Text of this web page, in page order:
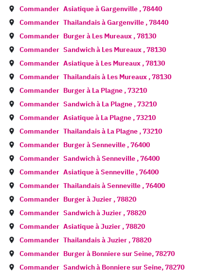
Commander Asiatique àGargenville ,78440
Commander Thailandais àGargenville ,78440
Commander Burger à Les Mureaux ,78130
Commander Sandwich à Les Mureaux ,78130
Commander Asiatique à Les Mureaux ,78130
Commander Thailandais à Les Mureaux ,78130
Commander Burger à La Plagne ,73210
Commander Sandwich à La Plagne ,73210
Commander Asiatique à La Plagne ,73210
Commander Thailandais à La Plagne ,73210
Commander Burger àSenneville ,76400
Commander Sandwich àSenneville ,76400
Commander Asiatique àSenneville ,76400
Commander Thailandais àSenneville ,76400
Commander Burger àJuzier ,78820
Commander Sandwich àJuzier ,78820
Commander Asiatique àJuzier ,78820
Commander Thailandais àJuzier ,78820
Commander Burger à Bonniere sur Seine,78270
Commander Sandwich à Bonniere sur Seine,78270